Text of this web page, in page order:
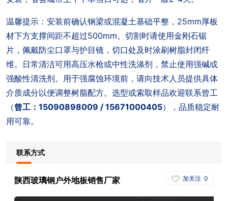
温馨提示：安装前确认钢梁或混凝土基础平整，25mm厚板
材下方支撑间距不超过500mm。切割时请使用金刚石锯
片，佩戴防尘口罩与护目镜，切口处及时涂刷树脂封闭纤
维。日常清洁可用高压水枪或中性洗涤剂，禁止使用强碱或
强酸性清洗剂。用于强腐蚀环境前，请向技术人员提供具体
介质成分以便调整树脂配方。选型或索取样品欢迎联系曾工
（曾工：15090898009 / 15671000405），品质稳定耐
用可靠。
联系方式
加关注 0
陕西玻璃钢户外地板销售厂家